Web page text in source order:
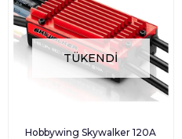
TÜKENDI
Hobbywing Skywalker 120A